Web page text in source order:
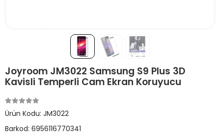
Joyroom JM3022 Samsung S9 Plus 3D
Kavisli Temperli Cam Ekran Koruyucu
Ürün Kodu: JM3022
Barkod: 6956116770341